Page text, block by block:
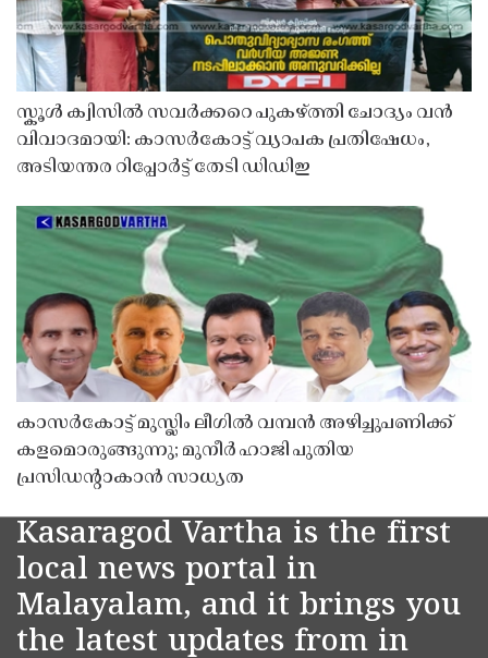
സ്കൂൾ ക്വിസിൽ സവർക്കറെ പുകഴ്ത്തി ചോദ്യം വൻ
വിവാദമായി: കാസർകോട്ട് വ്യാപക പ്രതിഷേധം,
അടിയന്തര റിപ്പോർട്ട് തേടി ഡിഡിഇ
കാസർകോട്ട് മുസ്ലിം ലീഗിൽ വമ്പൻ അഴിച്ചുപണിക്ക്
കളമൊരുങ്ങുന്നു; മുനീർ ഹാജി പുതിയ
പ്രസിഡൻ്റാകാൻ സാധ്യത
Kasaragod Vartha is the first
local news portal in
Malayalam, and it brings you
the latest updates from in